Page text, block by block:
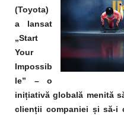
(Toyota)
a lansat
„Start
Your
Impossib
le” – o
inițiativă globală menită
clienții companiei și să-i